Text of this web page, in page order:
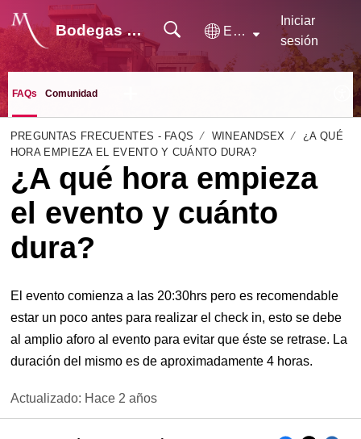
Bodegas Monje Español (España)
Iniciar
sesión
FAQs Comunidad
PREGUNTAS FRECUENTES - FAQS WINEANDSEX
¿A QUÉ
HORA EMPIEZA EL EVENTO Y CUÁNTO DURA?
¿A qué hora empieza
el evento y cuánto
dura?
El evento comienza a las 20:30hrs pero es recomendable
estar un poco antes para realizar el check in, esto se debe
al amplio aforo al evento para evitar que éste se retrase. La
duración del mismo es de aproximadamente 4 horas.
Actualizado: Hace 2 años